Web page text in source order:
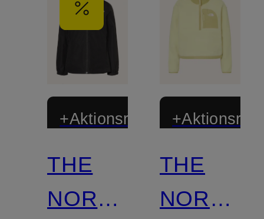
+Aktionsrabatt
THE
NORTH
THE
NORTH